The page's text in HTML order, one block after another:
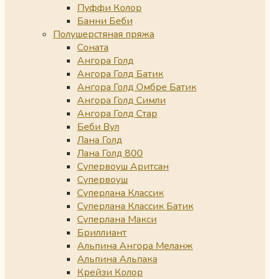
Пуффи Колор
Банни Беби
Полушерстяная пряжа
Соната
Ангора Голд
Ангора Голд Батик
Ангора Голд Омбре Батик
Ангора Голд Симли
Ангора Голд Стар
Беби Вул
Лана Голд
Лана Голд 800
Супервоуш Аритсан
Супервоуш
Суперлана Классик
Суперлана Классик Батик
Суперлана Макси
Бриллиант
Альпина Ангора Меланж
Альпина Альпака
Крейзи Колор